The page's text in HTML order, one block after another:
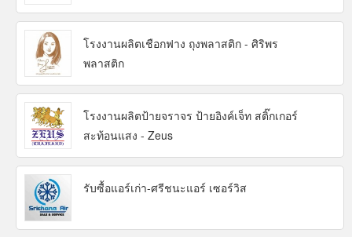
โรงงานผลิตเชือกฟาง ถุงพลาสติก - ศิริพร
พลาสติก
โรงงานผลิตป้ายจราจร ป้ายอิงค์เจ็ท สติ๊กเกอร์
สะท้อนแสง - Zeus
รับซื้อแอร์เก่า-ศรีชนะแอร์ เซอร์วิส